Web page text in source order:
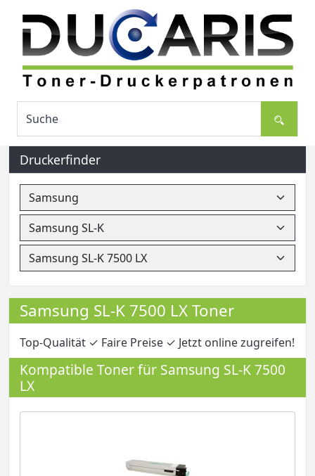
Druckerfinder
Samsung SL-K 7500 LX Toner
Top-Qualität ✓ Faire Preise ✓ Jetzt online zugreifen!
Kompatible Toner für Samsung SL-K 7500
LX